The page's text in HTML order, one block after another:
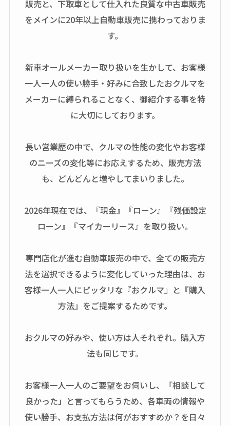
販売と、下取車として仕入れた良質な中古車販売
をメインに20年以上自動車販売に携わっておりま
す。
新車オールメーカー取り扱いを生かして、お客様
一人一人の使い勝手・好みに合致したおクルマを
メーカーに縛られることなく、御紹介する事を特
に大切にしております。
長い営業歴の中で、クルマの性能の変化やお客様
のニーズの変化等にお応えするため、販売方法
も、どんどんと増やしてまいりました。
2026年現在では、『現金』『ローン』『残価設定
ローン』『マイカーリース』を取り扱い。
専門店化が進む自動車販売の中で、全ての販売方
法を選択できるように変化していった理由は、お
客様一人一人にピッタリな『おクルマ』と『購入
方法』をご提案するためです。
おクルマの好みや、使い方は人それぞれ。購入方
法も同じです。
お客様一人一人のご要望をお伺いし、「相談して
良かった」と言ってもらうため、各車両の情報や
使い勝手、お支払方法は何がおすすめか？を日々